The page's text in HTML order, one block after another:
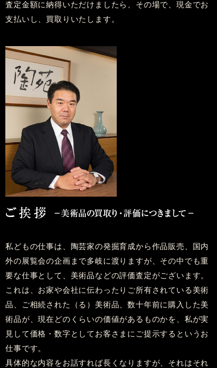
査定金額に納得いただけましたら、その場で、現金でお
支払いし、買取りいたします。
私どもの仕事は、陶芸家の発掘育成から作品販売、国内
外の展覧会の企画まで多岐に渡りますが、その中でも重
要な仕事として、美術品などの評価査定がございます。
これは、お家や会社に伝わったりご所有されている美術
品、ご相続された（る）美術品、数十年前に購入した美
術品が、現在どのくらいの価値があるものかを、私が実
見して価格・数字としてお客さまにご提示するというお
仕事です。
具体的な内容をお話すれば長くなりますが、それはそれ